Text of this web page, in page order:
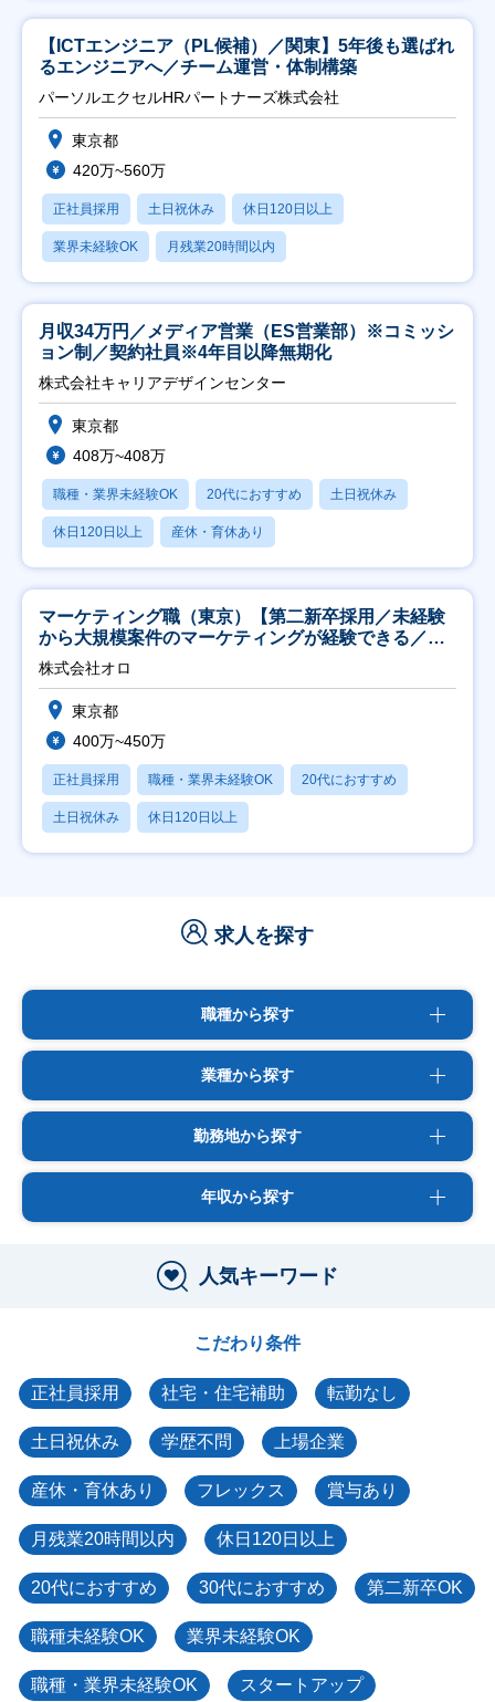
【ICTエンジニア（PL候補）／関東】5年後も選ばれ
るエンジニアへ／チーム運営・体制構築
パーソルエクセルHRパートナーズ株式会社
東京都
420万~560万
正社員採用 土日祝休み 休日120日以上
業界未経験OK 月残業20時間以内
月収34万円／メディア営業（ES営業部）※コミッシ
ョン制／契約社員※4年目以降無期化
株式会社キャリアデザインセンター
東京都
408万~408万
職種・業界未経験OK 20代におすすめ 土日祝休み
休日120日以上 産休・育休あり
マーケティング職（東京）【第二新卒採用／未経験
から大規模案件のマーケティングが経験できる／研
修充実】
株式会社オロ
東京都
400万~450万
正社員採用 職種・業界未経験OK 20代におすすめ
土日祝休み 休日120日以上
求人を探す
職種から探す
業種から探す
勤務地から探す
年収から探す
人気キーワード
こだわり条件
正社員採用 社宅・住宅補助 転勤なし
土日祝休み 学歴不問 上場企業
産休・育休あり フレックス 賞与あり
月残業20時間以内 休日120日以上
20代におすすめ 30代におすすめ 第二新卒OK
職種未経験OK 業界未経験OK
職種・業界未経験OK スタートアップ